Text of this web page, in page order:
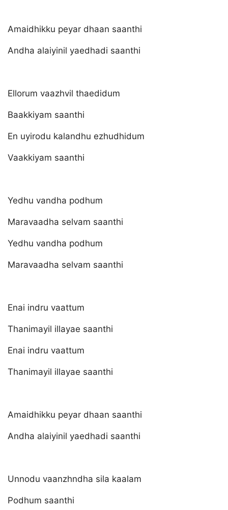
Amaidhikku peyar dhaan saanthi
Andha alaiyinil yaedhadi saanthi
Ellorum vaazhvil thaedidum
Baakkiyam saanthi
En uyirodu kalandhu ezhudhidum
Vaakkiyam saanthi
Yedhu vandha podhum
Maravaadha selvam saanthi
Yedhu vandha podhum
Maravaadha selvam saanthi
Enai indru vaattum
Thanimayil illayae saanthi
Enai indru vaattum
Thanimayil illayae saanthi
Amaidhikku peyar dhaan saanthi
Andha alaiyinil yaedhadi saanthi
Unnodu vaanzhndha sila kaalam
Podhum saanthi